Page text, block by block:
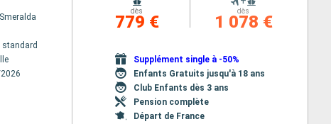
standard
dès
779 €
dès
1 078 €
Supplément single à -50%
Enfants Gratuits jusqu'à 18 ans
Club Enfants dès 3 ans
Pension complète
Départ de France